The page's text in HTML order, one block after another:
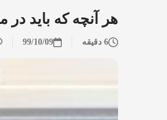
هر آنچه که باید در
6 دقیقه 99/10/09